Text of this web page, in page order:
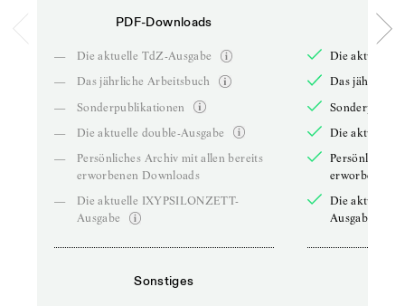
PDF-Downloads
—
Die aktuelle TdZ-Ausgabe
—
Das jährliche Arbeitsbuch
—
Sonderpublikationen
—
Die aktuelle double-Ausgabe
—
Persönliches Archiv mit allen bereits
erworbenen Downloads
—
Die aktuelle IXYPSILONZETT-
Ausgabe
Sonstiges
Die aktuelle
Das jährliche
Die aktuelle
Persönliches
erworbenen
Die aktuelle
Ausgabe